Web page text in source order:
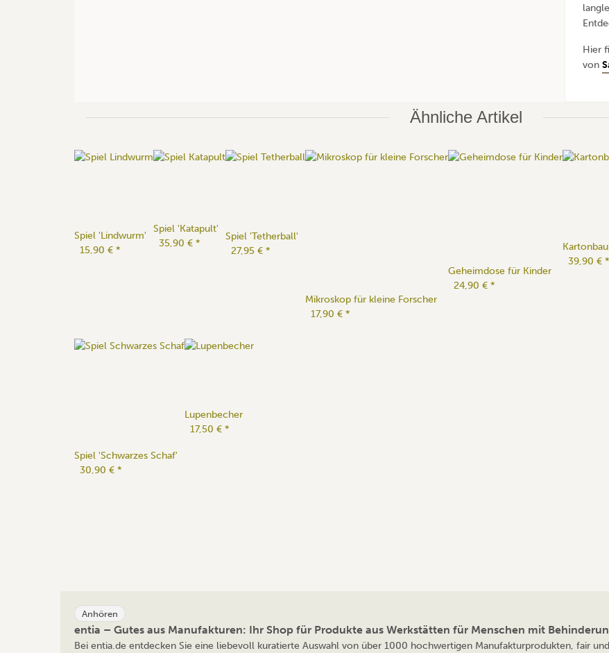
Hier
von
Ähnliche Artikel
Spiel 'Lindwurm'
15,90 € *
Spiel 'Katapult'
35,90 € *
Spiel 'Tetherball'
27,95 € *
Mikroskop für kleine Forscher
17,90 € *
Geheimdose für Kinder
24,90 € *
39,90 € *
Spiel 'Schwarzes Schaf'
30,90 € *
Lupenbecher
17,50 € *
Anhören
entia – Gutes aus Manufakturen: Ihr Shop für Produkte aus Werkstätten für Menschen mit
Bei entia.de entdecken Sie eine liebevoll kuratierte Auswahl von über 1000 hochwertigen Manufakturprodukten, fair